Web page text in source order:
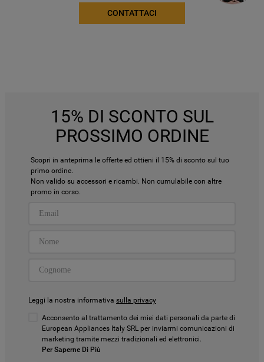
CONTATTACI
15% DI SCONTO SUL
PROSSIMO ORDINE
Scopri in anteprima le offerte ed ottieni il 15% di sconto sul tuo
primo ordine.
Non valido su accessori e ricambi. Non cumulabile con altre
promo in corso.
Leggi la nostra informativa sulla privacy
Acconsento al trattamento dei miei dati personali da parte di
European Appliances Italy SRL per inviarmi comunicazioni di
marketing tramite mezzi tradizionali ed elettronici.
Per Saperne Di Più